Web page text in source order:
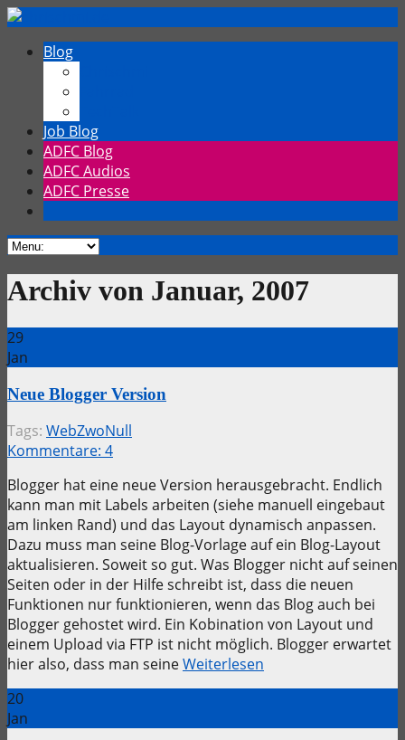
Blog
Job Blog
ADFC Blog
ADFC Audios
ADFC Presse
Archiv von Januar, 2007
29
Jan
Neue Blogger Version
Tags: WebZwoNull
Kommentare: 4
Blogger hat eine neue Version herausgebracht. Endlich
kann man mit Labels arbeiten (siehe manuell eingebaut
am linken Rand) und das Layout dynamisch anpassen.
Dazu muss man seine Blog-Vorlage auf ein Blog-Layout
aktualisieren. Soweit so gut. Was Blogger nicht auf seinen
Seiten oder in der Hilfe schreibt ist, dass die neuen
Funktionen nur funktionieren, wenn das Blog auch bei
Blogger gehostet wird. Ein Kobination von Layout und
einem Upload via FTP ist nicht möglich. Blogger erwartet
hier also, dass man seineWeiterlesen
20
Jan